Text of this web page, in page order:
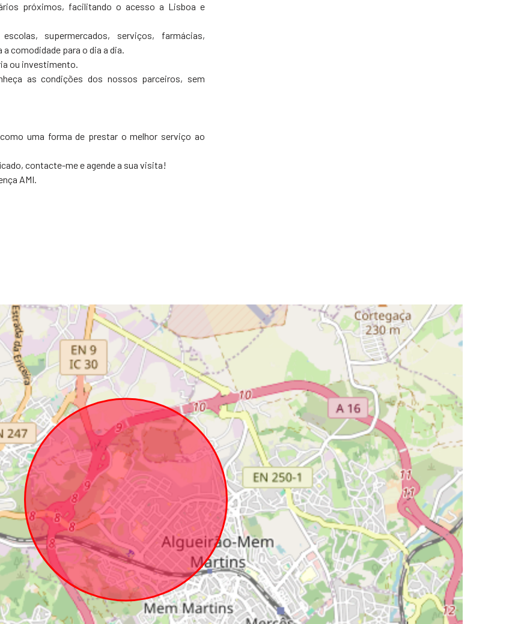
próximos, facilitando o acesso a Lisboa e
supermercados, serviços, farmácias,
comodidade para o dia a dia.
ou investimento.
as condições dos nossos parceiros, sem
uma forma de prestar o melhor serviço ao
contacte-me e agende a sua visita!
AMI.